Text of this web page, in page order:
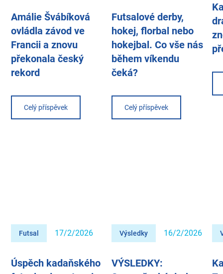
Amálie Švábíková
ovládla závod ve
Francii a znovu
překonala český
rekord
Celý příspěvek
Futsalové derby,
hokej, florbal nebo
hokejbal. Co vše nás
během víkendu
čeká?
Celý příspěvek
Futsal 17/2/2026
Úspěch kadaňského
Výsledky 16/2/2026
VÝSLEDKY: